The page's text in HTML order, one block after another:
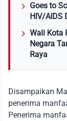
Goes to
HIV/AIDS
Wali Kota
Negara
Raya
Disampaikan
penerima
Penerima